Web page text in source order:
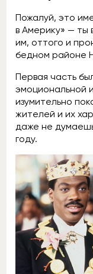
Пожалуй, это
в Америку» — ты
им, оттого и
бедном районе
Первая часть
эмоциональной
изумительно
жителей и их
даже не
году.